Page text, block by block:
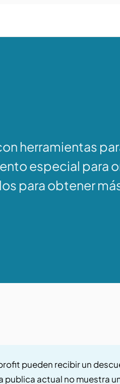
herramientas
especial para
para obtener
pueden recibir un
publica actual no muestra